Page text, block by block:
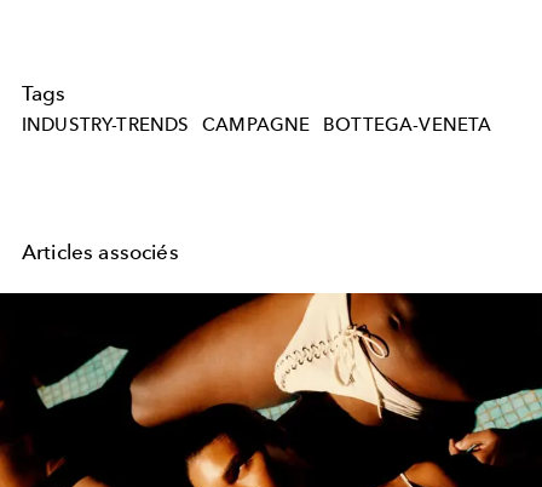
Tags
INDUSTRY-TRENDS CAMPAGNE BOTTEGA-VENETA
Articles associés